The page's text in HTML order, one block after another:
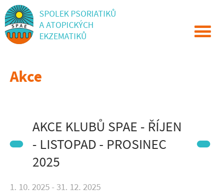
SPOLEK PSORIATIKŮ
A ATOPICKÝCH
EKZEMATIKŮ
Akce
AKCE KLUBŮ SPAE - ŘÍJEN
- LISTOPAD - PROSINEC
2025
1. 10. 2025 - 31. 12. 2025